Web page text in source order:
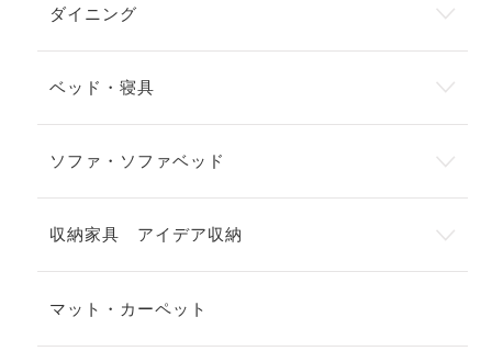
ダイニング
ベッド・寝具
ソファ・ソファベッド
収納家具 アイデア収納
マット・カーペット